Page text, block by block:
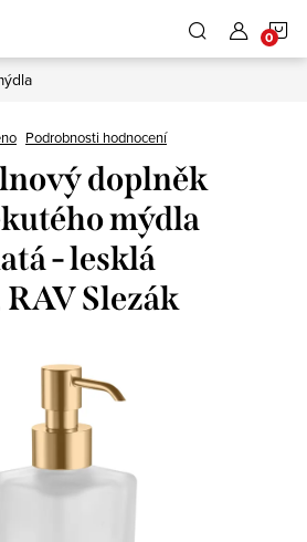
Podrobnosti hodnocení
doplněk
mýdla
- lesklá
Slezák